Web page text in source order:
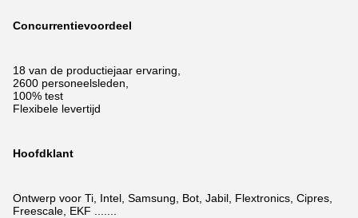
Concurrentievoordeel
18 van de productiejaar ervaring,
2600 personeelsleden,
100% test
Flexibele levertijd
Hoofdklant
Ontwerp voor Ti, Intel, Samsung, Bot, Jabil, Flextronics, Cipres,
Freescale, EKF .......